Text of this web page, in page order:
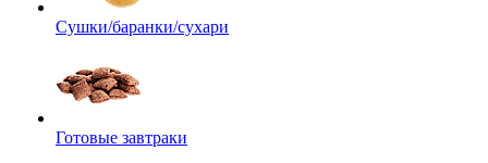
Сушки/баранки/сухари
Готовые завтраки